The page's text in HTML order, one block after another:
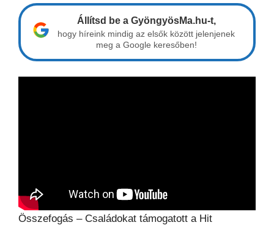
Állítsd be a GyöngyösMa.hu-t,
hogy híreink mindig az elsők között jelenjenek
meg a Google keresőben!
Összefogás – Családokat támogatott a Hit